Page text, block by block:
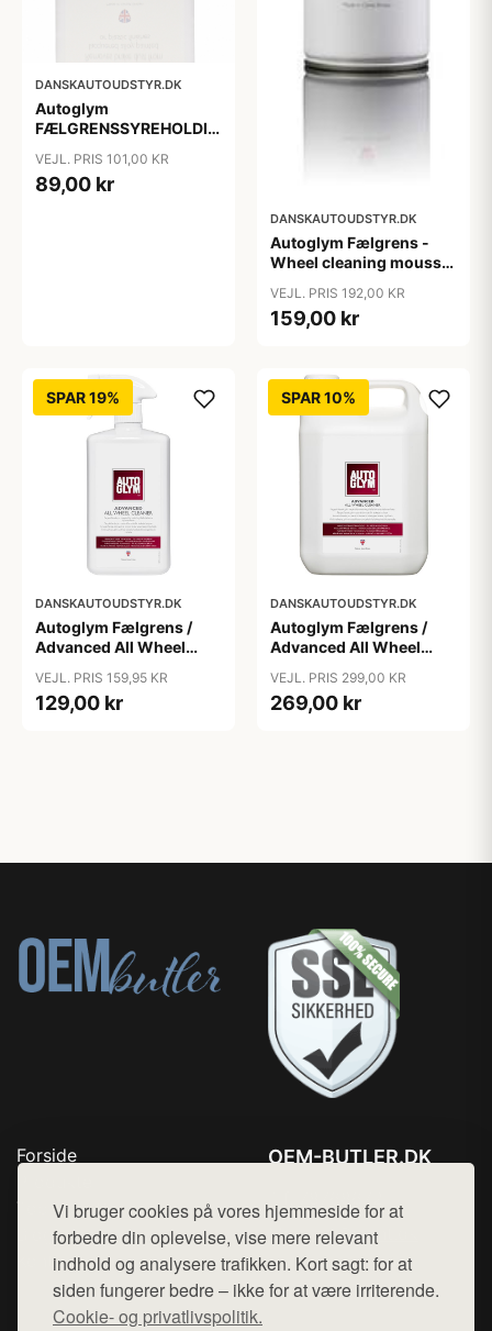
Vi bruger cookies på vores hjemmeside for at
forbedre din oplevelse, vise mere relevant
indhold og analysere trafikken. Kort sagt: for at
siden fungerer bedre – ikke for at være irriterende.
Cookie- og privatlivspolitik.
DANSKAUTOUDSTYR.DK
Autoglym
FÆLGRENSSYREHOLDIG
ml.
VEJL. PRIS 101,00 KR
89,00 kr
DANSKAUTOUDSTYR.DK
Autoglym Fælgrens -
Wheel cleaning mousse
VEJL. PRIS 192,00 KR
159,00 kr
SPAR 19%
DANSKAUTOUDSTYR.DK
Autoglym Fælgrens /
Advanced All Wheel
VEJL. PRIS 159,95 KR
129,00 kr
SPAR 10%
DANSKAUTOUDSTYR.DK
Autoglym Fælgrens /
Advanced All Wheel
VEJL. PRIS 299,00 KR
269,00 kr
Forside
Top Rabatter
Blog
Kontakt
OEM-BUTLER.DK
Mail: hej@want.dk
Cookie- og privatlivspolitik